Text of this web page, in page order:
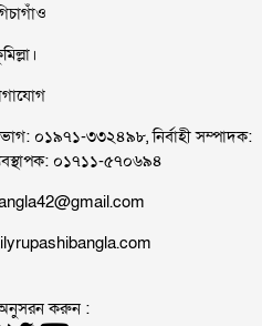
০১৯৭১-৩৩২৪৯৮, নির্বাহী সম্পাদক:
০১৭১১-৫৭০৬৯৪
করুন :